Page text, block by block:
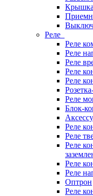
Крышка
Реле
Реле
Реле
Реле
Реле
Реле
Реле
Блок-
Реле
Реле
Реле
Реле
Реле
Оптрон
Реле